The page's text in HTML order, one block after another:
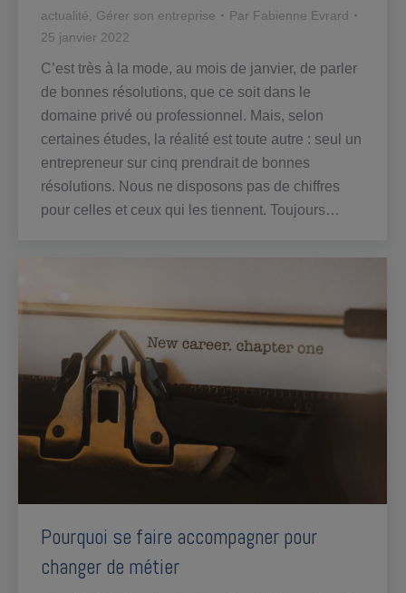
actualité Gérer son entreprise Par Fabienne Evrard
25 janvier 2022
C’est très à la mode, au mois de janvier, de parler
de bonnes résolutions, que ce soit dans le
domaine privé ou professionnel. Mais, selon
certaines études, la réalité est toute autre : seul un
entrepreneur sur cinq prendrait de bonnes
résolutions. Nous ne disposons pas de chiffres
pour celles et ceux qui les tiennent. Toujours…
Pourquoi se faire accompagner pour
changer de métier